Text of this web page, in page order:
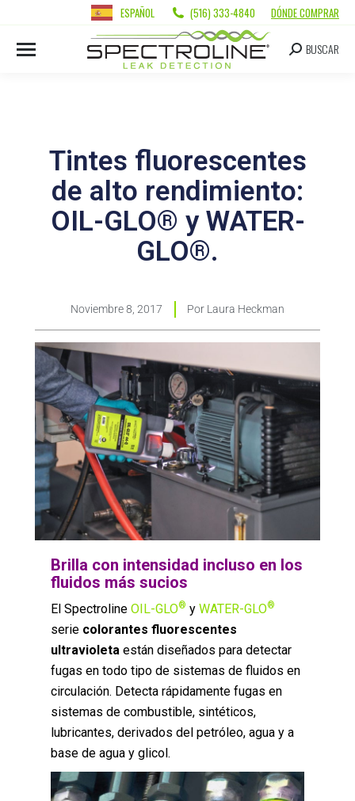
ESPAÑOL (516) 333-4840 DÓNDE COMPRAR
BUSCAR
Tintes fluorescentes
de alto rendimiento:
OIL-GLO® y WATER-
GLO®.
Noviembre 8, 2017 Por Laura Heckman
Brilla con intensidad incluso en los
fluidos más sucios
El SpectrolineOIL-GLO® yWATER-GLO®
serie colorantes fluorescentes
ultravioleta están diseñados para detectar
fugas en todo tipo de sistemas de fluidos en
circulación. Detecta rápidamente fugas en
sistemas de combustible, sintéticos,
lubricantes, derivados del petróleo, agua y a
base de agua y glicol.